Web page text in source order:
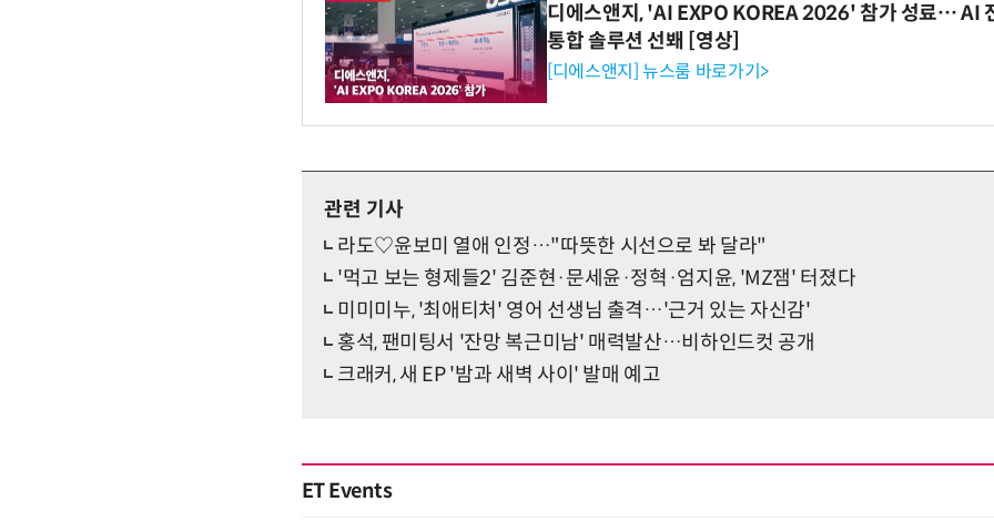
디에스앤지, 'AI EXPO KOREA 2026' 참가 성료… AI
통합 솔루션 선봬 [영상]
[디에스앤지] 뉴스룸 바로가기>
관련 기사
라도♡윤보미 열애 인정…"따뜻한 시선으로 봐 달라"
'먹고 보는 형제들2' 김준현·문세윤·정혁·엄지윤, 'MZ잼' 터졌다
미미미누, '최애티처' 영어 선생님 출격…'근거 있는 자신감'
홍석, 팬미팅서 '잔망 복근미남' 매력발산…비하인드컷 공개
크래커, 새 EP '밤과 새벽 사이' 발매 예고
ET Events